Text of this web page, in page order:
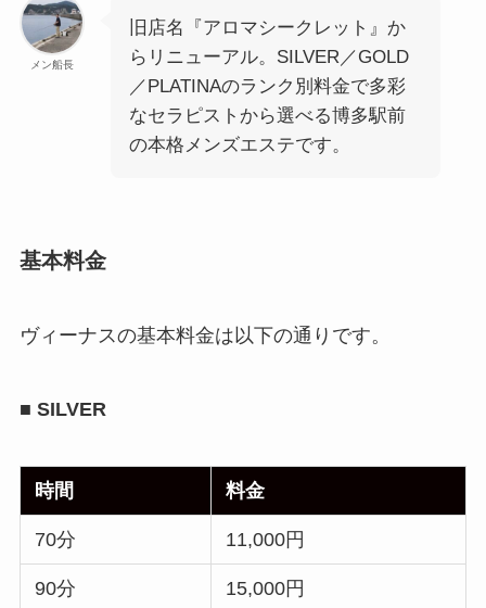
メン船長
旧店名『アロマシークレット』か
らリニューアル。SILVER／GOLD
／PLATINAのランク別料金で多彩
なセラピストから選べる博多駅前
の本格メンズエステです。
基本料金
ヴィーナスの基本料金は以下の通りです。
■ SILVER
時間 料金
70分 11,000円
90分 15,000円